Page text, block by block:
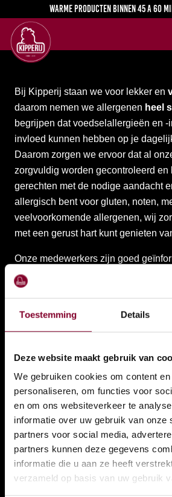
Toestemming Details
Deze website maakt gebruik van
We gebruiken cookies om content
personaliseren, om functies voor
en om ons websiteverkeer te
informatie over uw gebruik van onze
partners voor social media,
partners kunnen deze gegevens
informatie die u aan ze heeft
verzameld op basis van uw gebruik
Warme producten binnen 45 a 60
Bij Kipperij staan we voor lekker en
daarom nemen we allergenen heel
begrijpen dat voedselallergieën en -
invloed kunnen hebben op je
Daarom zorgen we ervoor dat al
zorgvuldig worden gecontroleerd en
gerechten met de nodige aandacht
allergisch bent voor gluten, noten,
veelvoorkomende allergenen, wij
met een gerust hart kunt genieten
Onze medewerkers zijn goed
altijd klaar om je vragen te
geven over allergenen in onze
–we helpen je graag om de juiste
genieten van vers en smaakvol eten,
Twijfel je of heb je snel informatie
allergenen?
Neem dan telefonisch contact op
Kipperij vestiging.
Klik hier voor onze